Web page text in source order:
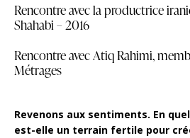
Rencontre avec la productrice
Shahabi – 2016
Rencontre avec Atiq Rahimi,
Métrages
Revenons aux sentiments. En
est-elle un terrain fertile pour